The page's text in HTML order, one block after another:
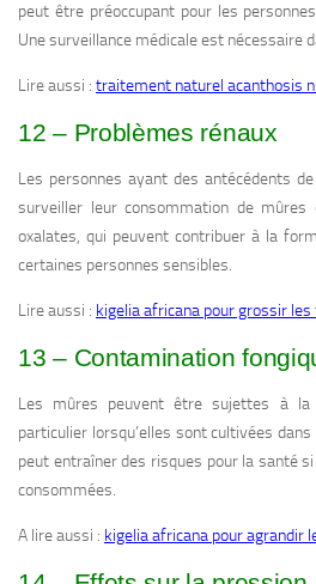
peut être préoccupant pour les
Une surveillance médicale est nécessaire
Lire aussi : traitement naturel acanthosis
12 – Problèmes rénaux
Les personnes ayant des antécédents
surveiller leur consommation de
oxalates, qui peuvent contribuer à la
certaines personnes sensibles.
Lire aussi : kigelia africana pour grossir
13 – Contamination
Les mûres peuvent être sujettes à la
particulier lorsqu’elles sont cultivées
peut entraîner des risques pour la santé
consommées.
A lire aussi : kigelia africana pour agrandir